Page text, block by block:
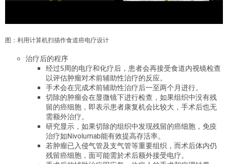
图：利用计算机扫描作食道癌电疗设计
治疗后的程序
经过5周的电疗和化疗后，患者会再接受食道内视镜检查
以评估肿瘤对术前辅助性治疗的反应。
手术会在完成术前辅助性治疗后一至两个月进行。
切除的肿瘤会在显微镜下进行检查，如果组织中没有残
留的癌细胞，即表示患者康复机会比较大，手术后也无
需额外治疗。
研究显示，如果切除的组织中发现残留的癌细胞，免疫
治疗如Nivolumab能有效提高存活率。
若肿瘤已入侵气管及支气管等重要组织，而术后体内仍
残留癌细胞，面可能需於术后额外接受电疗。